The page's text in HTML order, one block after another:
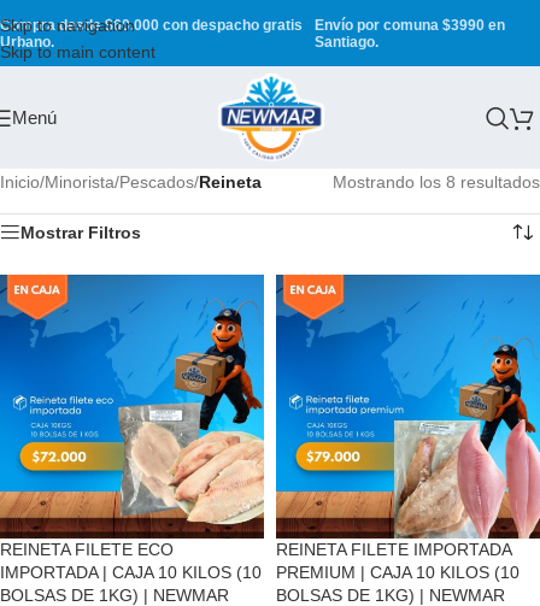
Skip to navigation
Skip to main content
Compra desde $60.000 con despacho gratis
Urbano.
Envío por comuna $3990 en
Santiago.
Menú
Inicio/Minorista/Pescados/Reineta Mostrando los 8 resultados
Mostrar Filtros
REINETA FILETE ECO
IMPORTADA | CAJA 10 KILOS (10
BOLSAS DE 1KG) | NEWMAR
REINETA FILETE IMPORTADA
PREMIUM | CAJA 10 KILOS (10
BOLSAS DE 1KG) | NEWMAR